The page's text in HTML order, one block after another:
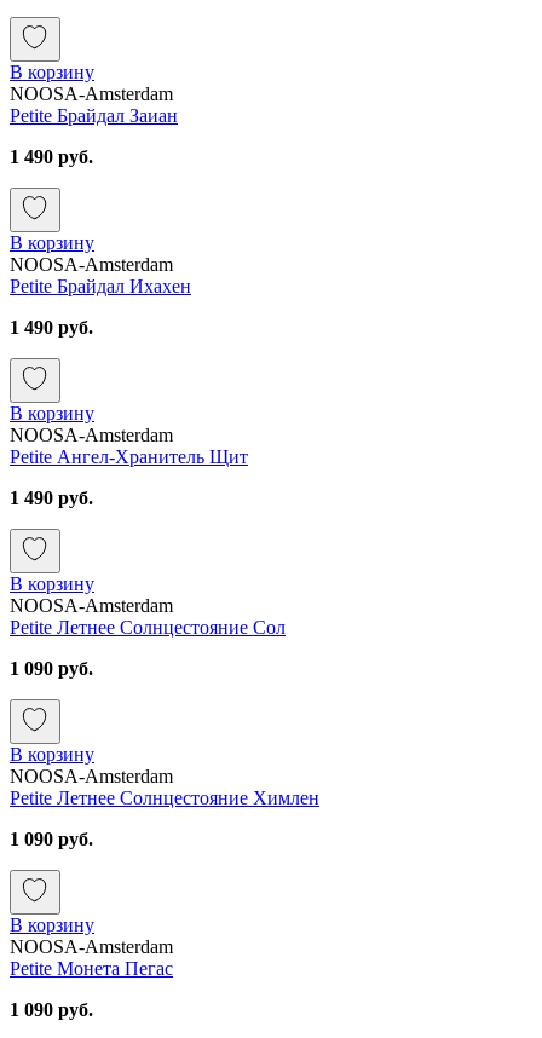
В корзину
NOOSA-Amsterdam
Petite Брайдал Заиан
1 490 руб.
В корзину
NOOSA-Amsterdam
Petite Брайдал Ихахен
1 490 руб.
В корзину
NOOSA-Amsterdam
Petite Ангел-Хранитель Щит
1 490 руб.
В корзину
NOOSA-Amsterdam
Petite Летнее Солнцестояние Сол
1 090 руб.
В корзину
NOOSA-Amsterdam
Petite Летнее Солнцестояние Химлен
1 090 руб.
В корзину
NOOSA-Amsterdam
Petite Монета Пегас
1 090 руб.